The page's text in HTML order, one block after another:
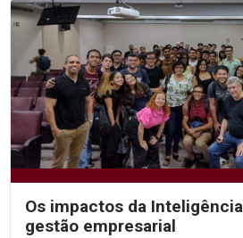
Os impactos da
gestão empresarial